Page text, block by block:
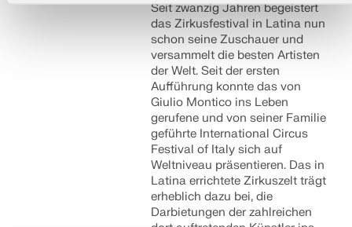
Seit zwanzig Jahren begeistert
das Zirkusfestival in Latina nun
schon seine Zuschauer und
versammelt die besten Artisten
der Welt. Seit der ersten
Aufführung konnte das von
Giulio Montico ins Leben
gerufene und von seiner Familie
geführte International Circus
Festival of Italy sich auf
Weltniveau präsentieren. Das in
Latina errichtete Zirkuszelt trägt
erheblich dazu bei, die
Darbietungen der zahlreichen